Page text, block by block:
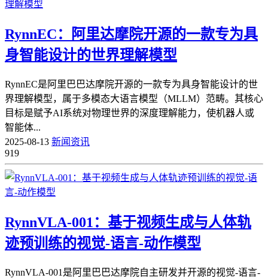
RynnEC：阿里达摩院开源的一款专为具
身智能设计的世界理解模型
RynnEC是阿里巴巴达摩院开源的一款专为具身智能设计的世
界理解模型，属于多模态大语言模型（MLLM）范畴。其核心
目标是赋予AI系统对物理世界的深度理解能力，使机器人或
智能体...
2025-08-13 新闻资讯
919
RynnVLA-001：基于视频生成与人体轨
迹预训练的视觉-语言-动作模型
RynnVLA-001是阿里巴巴达摩院自主研发并开源的视觉-语言-